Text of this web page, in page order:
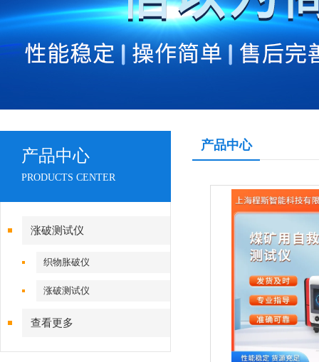
产品中心
PRODUCTS CENTER
涨破测试仪
织物胀破仪
涨破测试仪
查看更多
产品中心